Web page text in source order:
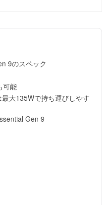
9のスペック
可能
大135Wで持ち運びしやす
Gen 9